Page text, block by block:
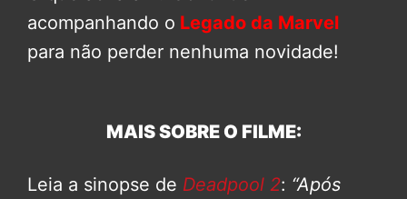
acompanhando o Legado da Marvel
para não perder nenhuma novidade!
MAIS SOBRE O FILME:
Leia a sinopse de Deadpool 2: “Após